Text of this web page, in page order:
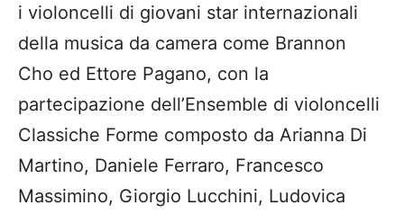
i violoncelli di giovani star internazionali
della musica da camera come Brannon
Cho ed Ettore Pagano, con la
partecipazione dell’Ensemble di violoncelli
Classiche Forme composto da Arianna Di
Martino, Daniele Ferraro, Francesco
Massimino, Giorgio Lucchini, Ludovica